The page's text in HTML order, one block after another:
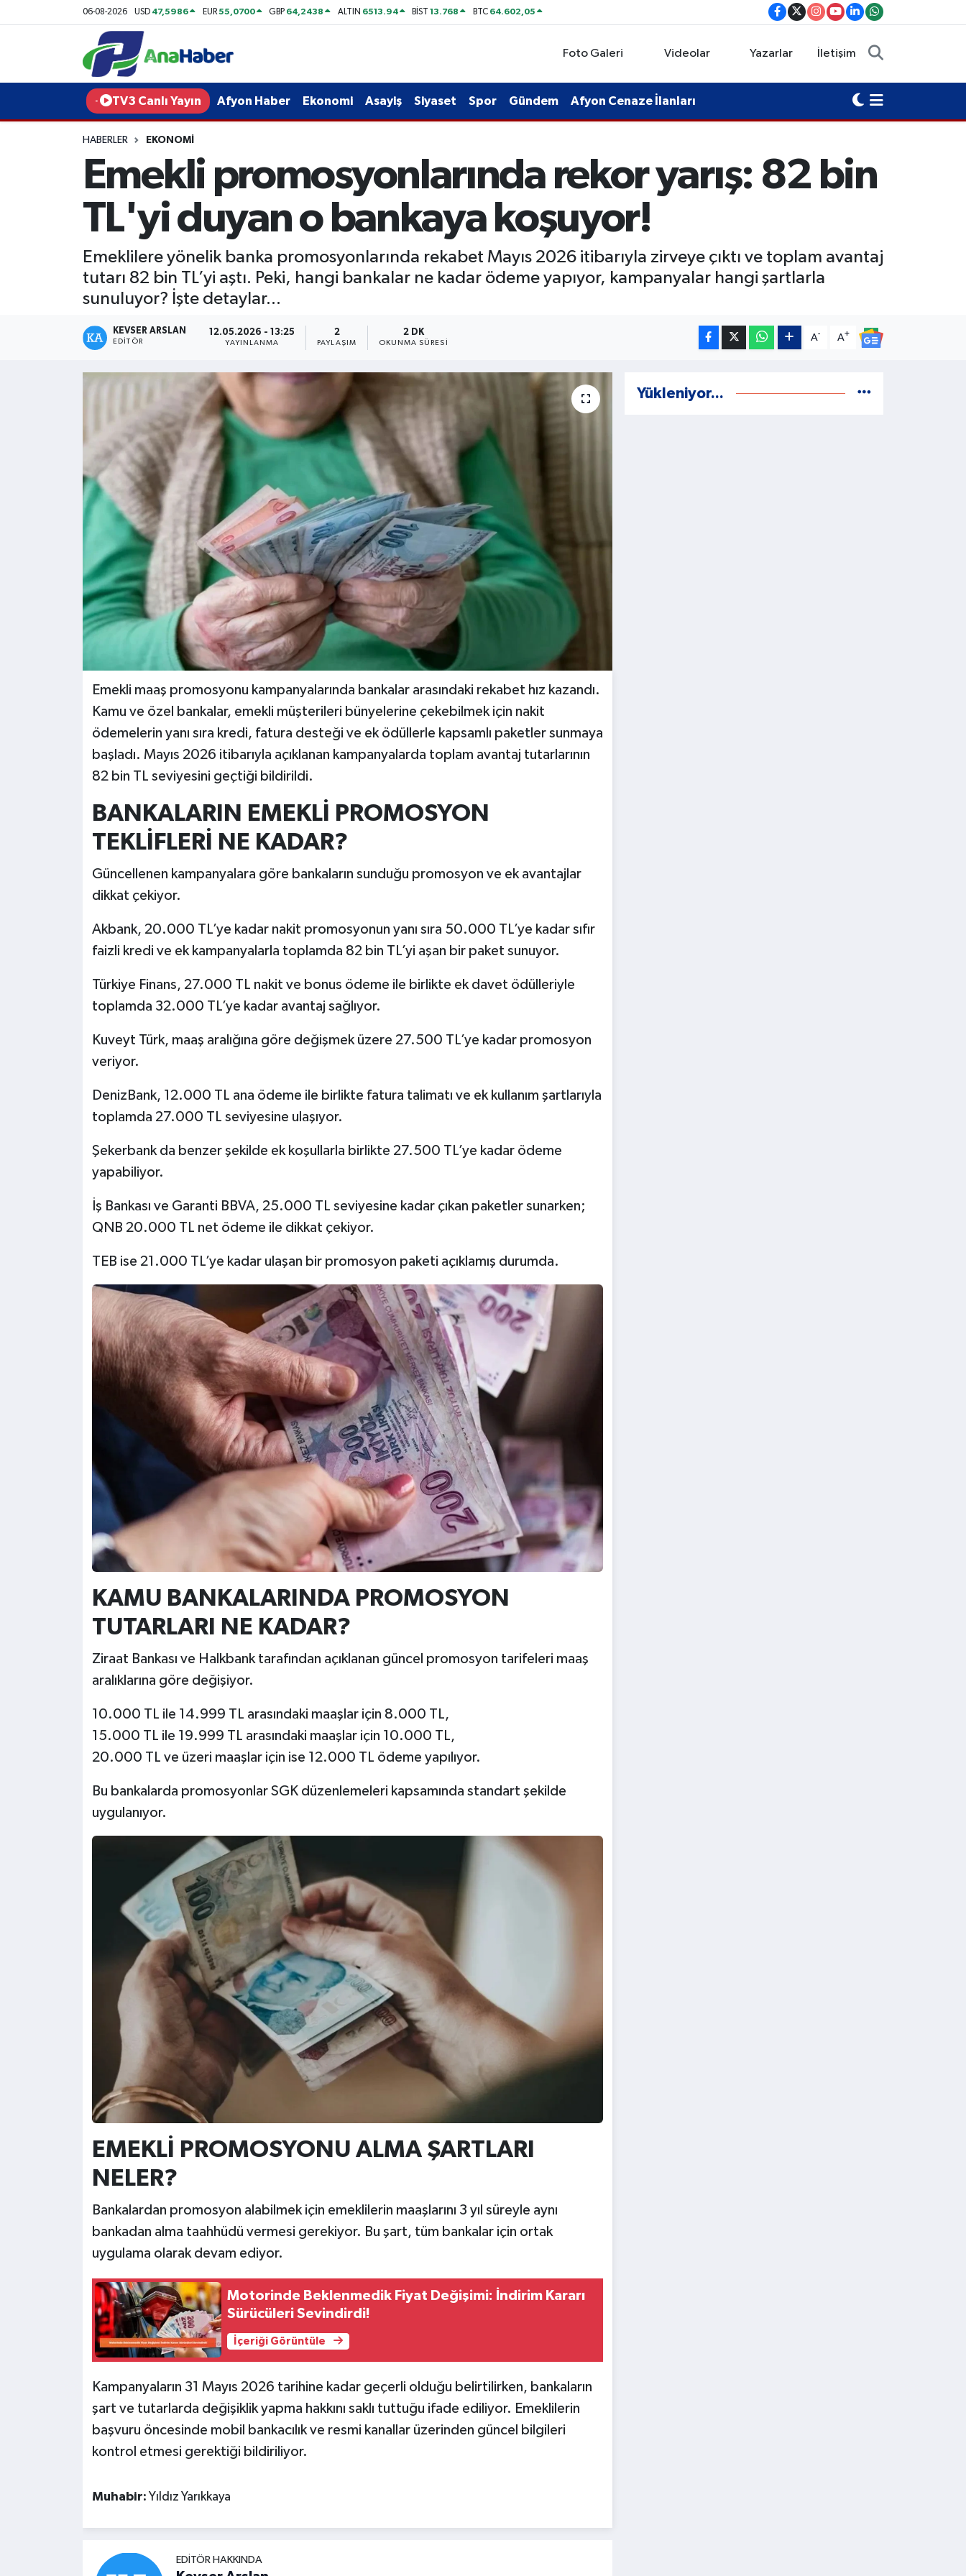
06-08-2026 USD 47,5986 EUR55,0700 GBP 64,2438 ALTIN 6513.94 BİST13.768 BTC 64.602,05
Foto Galeri Videolar Yazarlar İletişim
TV3 Canlı Yayın Afyon Haber Ekonomi Asayiş Siyaset Spor Gündem Afyon Cenaze İlanları
HABERLER EKONOMI
Emekli promosyonlarında rekor yarış: 82 bin
TL'yi duyan o bankaya koşuyor!
Emeklilere yönelik banka promosyonlarında rekabet Mayıs 2026 itibarıyla zirveye çıktı ve toplam avantaj
tutarı 82 bin TL’yi aştı. Peki, hangi bankalar ne kadar ödeme yapıyor, kampanyalar hangi şartlarla
sunuluyor? İşte detaylar...
KEVSER ARSLAN
EDITÖR
12.05.2026 - 13:25
YAYINLANMA
2
PAYLAŞIM
2 DK
OKUNMA SÜRESI
A- A+
Emekli maaş promosyonu kampanyalarında bankalar arasındaki rekabet hız kazandı.
Kamu ve özel bankalar, emekli müşterileri bünyelerine çekebilmek için nakit
ödemelerin yanı sıra kredi, fatura desteği ve ek ödüllerle kapsamlı paketler sunmaya
başladı. Mayıs 2026 itibarıyla açıklanan kampanyalarda toplam avantaj tutarlarının
82 bin TL seviyesini geçtiği bildirildi.
BANKALARIN EMEKLİ PROMOSYON
TEKLİFLERİ NE KADAR?
Güncellenen kampanyalara göre bankaların sunduğu promosyon ve ek avantajlar
dikkat çekiyor.
Akbank, 20.000 TL’ye kadar nakit promosyonun yanı sıra 50.000 TL’ye kadar sıfır
faizli kredi ve ek kampanyalarla toplamda 82 bin TL’yi aşan bir paket sunuyor.
Türkiye Finans, 27.000 TL nakit ve bonus ödeme ile birlikte ek davet ödülleriyle
toplamda 32.000 TL’ye kadar avantaj sağlıyor.
Kuveyt Türk, maaş aralığına göre değişmek üzere 27.500 TL’ye kadar promosyon
veriyor.
DenizBank, 12.000 TL ana ödeme ile birlikte fatura talimatı ve ek kullanım şartlarıyla
toplamda 27.000 TL seviyesine ulaşıyor.
Şekerbank da benzer şekilde ek koşullarla birlikte 27.500 TL’ye kadar ödeme
yapabiliyor.
İş Bankası ve Garanti BBVA, 25.000 TL seviyesine kadar çıkan paketler sunarken;
QNB 20.000 TL net ödeme ile dikkat çekiyor.
TEB ise 21.000 TL’ye kadar ulaşan bir promosyon paketi açıklamış durumda.
KAMU BANKALARINDA PROMOSYON
TUTARLARI NE KADAR?
Ziraat Bankası ve Halkbank tarafından açıklanan güncel promosyon tarifeleri maaş
aralıklarına göre değişiyor.
10.000 TL ile 14.999 TL arasındaki maaşlar için 8.000 TL,
15.000 TL ile 19.999 TL arasındaki maaşlar için 10.000 TL,
20.000 TL ve üzeri maaşlar için ise 12.000 TL ödeme yapılıyor.
Bu bankalarda promosyonlar SGK düzenlemeleri kapsamında standart şekilde
uygulanıyor.
EMEKLİ PROMOSYONU ALMA ŞARTLARI
NELER?
Bankalardan promosyon alabilmek için emeklilerin maaşlarını 3 yıl süreyle aynı
bankadan alma taahhüdü vermesi gerekiyor. Bu şart, tüm bankalar için ortak
uygulama olarak devam ediyor.
Motorinde Beklenmedik Fiyat Değişimi: İndirim Kararı
Sürücüleri Sevindirdi!
İçeriği Görüntüle
Kampanyaların 31 Mayıs 2026 tarihine kadar geçerli olduğu belirtilirken, bankaların
şart ve tutarlarda değişiklik yapma hakkını saklı tuttuğu ifade ediliyor. Emeklilerin
başvuru öncesinde mobil bankacılık ve resmi kanallar üzerinden güncel bilgileri
kontrol etmesi gerektiği bildiriliyor.
Muhabir: Yıldız Yarıkkaya
EDITÖR HAKKINDA
Yükleniyor...
Yurt Haber
Afyon Haber
Kültür - Sanat
Afyonkarahisar Nöbetçi Eczaneler
Afyonkarahisar Hava Durumu
Afyonkarahisar Trafik Yoğunluk Haritası
Süper Lig Puan Durumu ve Fikstür
Son Dakika Haberleri